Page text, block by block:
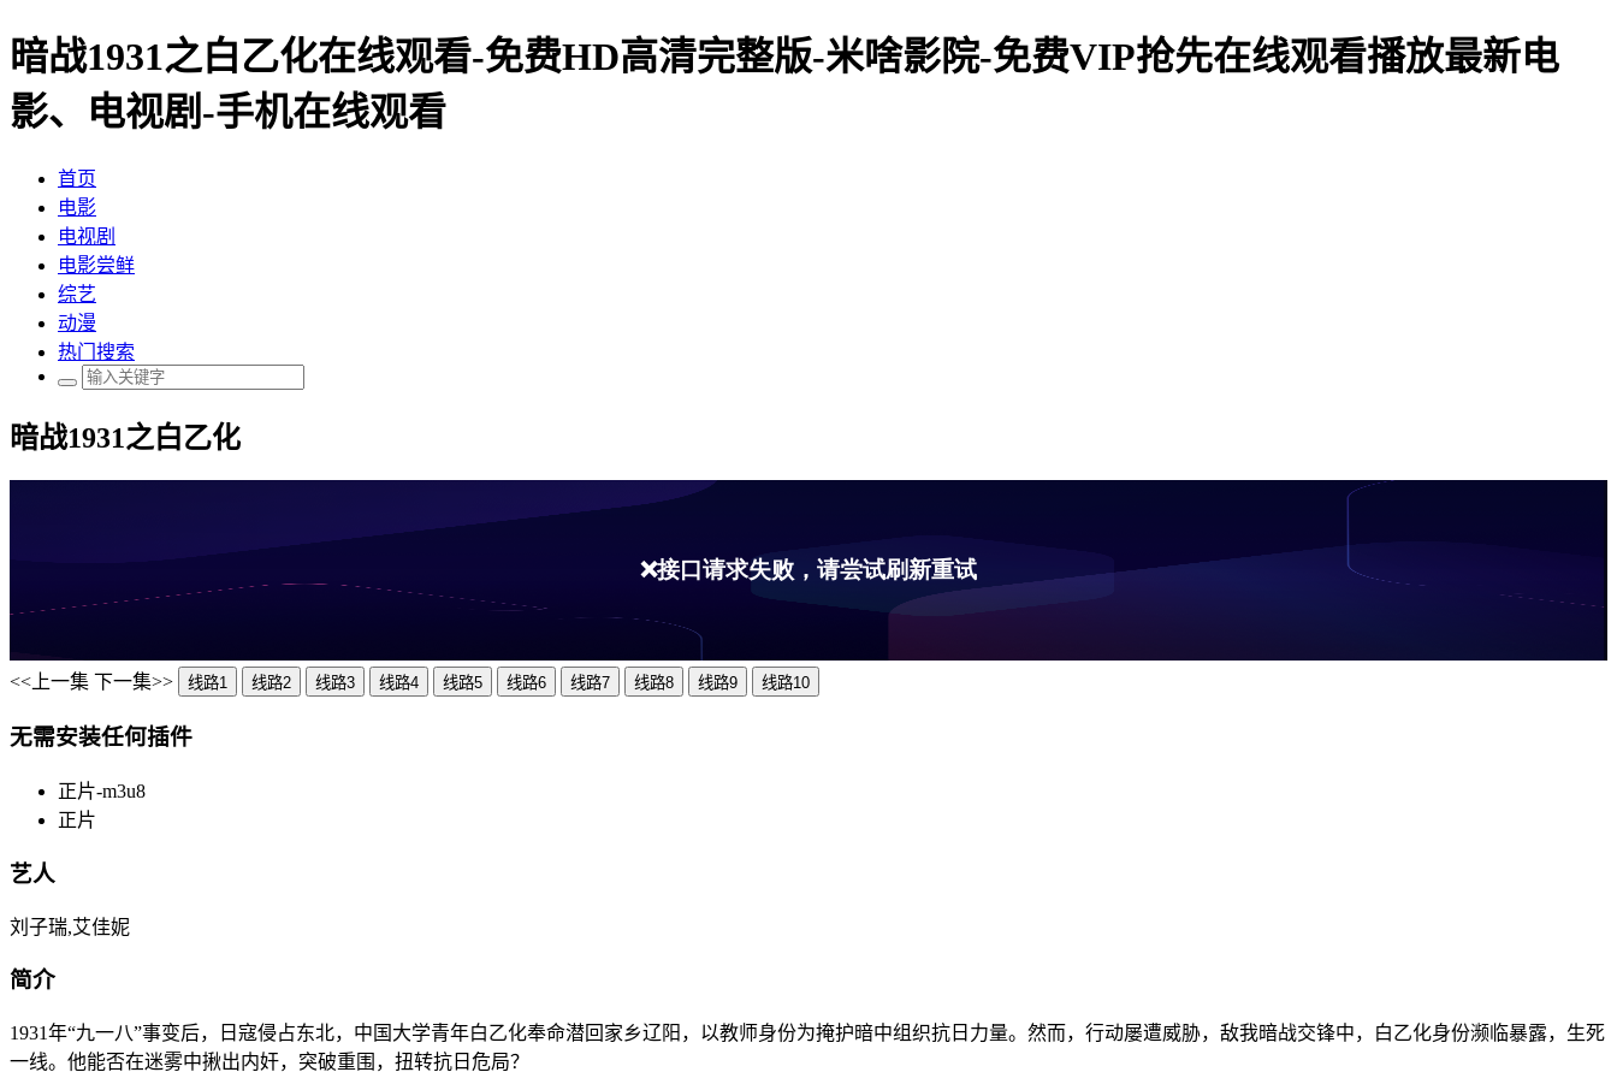
暗战1931之白乙化在线观看-免费HD高清完整版-米啥影院-免费VIP抢先在线观看播放最新电
影、电视剧-手机在线观看
首页
电影
电视剧
电影尝鲜
综艺
动漫
热门搜索
暗战1931之白乙化
<<上一集 下一集>> 线路1 线路2 线路3 线路4 线路5 线路6 线路7 线路8 线路9 线路10
无需安装任何插件
正片-m3u8
正片
艺人
刘子瑞,艾佳妮
简介
1931年“九一八”事变后，日寇侵占东北，中国大学青年白乙化奉命潜回家乡辽阳，以教师身份为掩护暗中组织抗日力量。然而，行动屡遭威胁，敌我暗战交锋中，白乙化身份濒临暴露，生死
一线。他能否在迷雾中揪出内奸，突破重围，扭转抗日危局？